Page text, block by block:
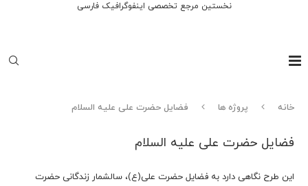
نخستین مرجع تخصصی اینفوگرافیک فارسی
خانه پروژه ها فضایل حضرت علی علیه السلام
فضایل حضرت علی علیه السلام
این طرح نگاهی دارد به فضایل حضرت علی(ع)، سالشمار زندگانی حضرت